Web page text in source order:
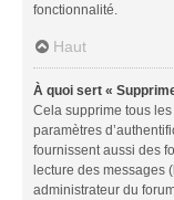
fonctionnalité.
Haut
À quoi sert «
Cela supprime tous
paramètres
fournissent aussi des
lecture des messages
administrateur du